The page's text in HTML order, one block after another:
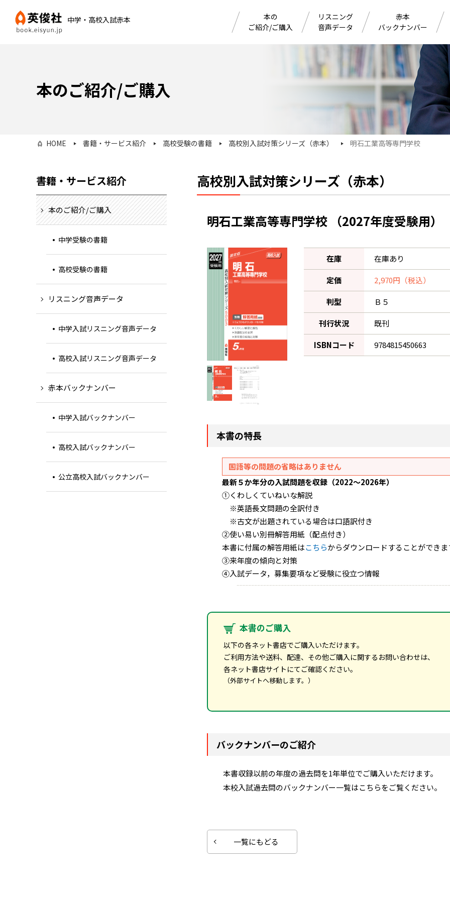
中学・高校入試赤本
本の
ご紹介/ご購入
リスニング
音声データ
赤本
バックナンバー
本のご紹介/ご購入
HOME 書籍・サービス紹介 高校受験の書籍 高校別入試対策シリーズ（赤本） 明石工業高等専門学校
高校別入試対策シリーズ（赤本）
明石工業高等専門学校 （2027年度受験用）
在庫 在庫あり
定価 2,970円（税込）
判型 Ｂ５
刊行状況 既刊
ISBNコード 9784815450663
本書の特長
国語等の問題の省略はありません
最新５か年分の入試問題を収録（2022～2026年）
①くわしくていねいな解説
※英語長文問題の全訳付き
※古文が出題されている場合は口語訳付き
②使い易い別冊解答用紙（配点付き）
本書に付属の解答用紙はこちらからダウンロードすることができま
③来年度の傾向と対策
④入試データ，募集要項など受験に役立つ情報
本書のご購入
以下の各ネット書店でご購入いただけます。
ご利用方法や送料、配達、その他ご購入に関するお問い合わせは、
各ネット書店サイトにてご確認ください。
（外部サイトへ移動します。）
バックナンバーのご紹介
本書収録以前の年度の過去問を1年単位でご購入いただけます。
本校入試過去問のバックナンバー一覧はこちらをご覧ください。
一覧にもどる
書籍・サービス紹介
本のご紹介/ご購入
中学受験の書籍
高校受験の書籍
リスニング音声データ
中学入試リスニング音声データ
高校入試リスニング音声データ
赤本バックナンバー
中学入試バックナンバー
高校入試バックナンバー
公立高校入試バックナンバー